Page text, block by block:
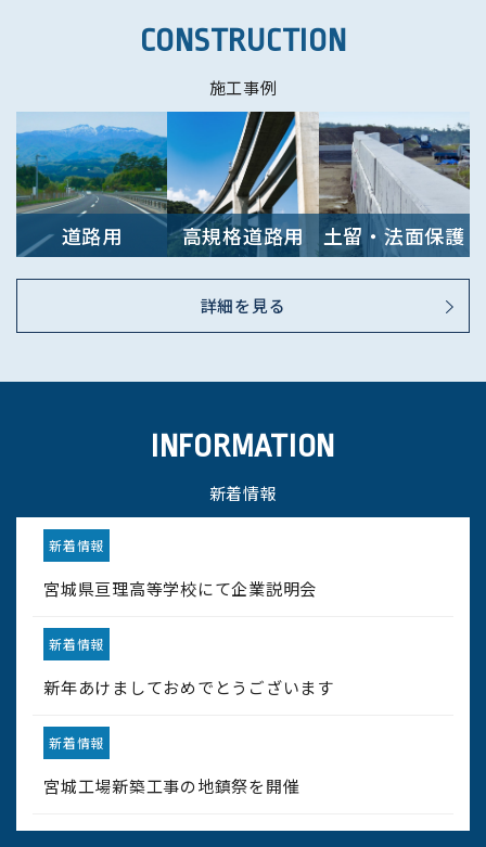
CONSTRUCTION
施工事例
道路用 高規格道路用
土留・法面保護
用
詳細を見る
INFORMATION
新着情報
新着情報
宮城県亘理高等学校にて企業説明会
新着情報
新年あけましておめでとうございます
新着情報
宮城工場新築工事の地鎮祭を開催